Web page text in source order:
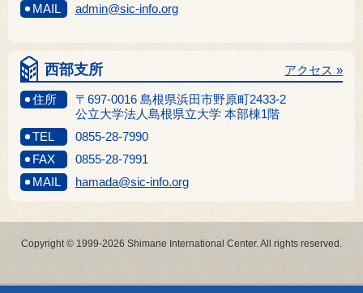
MAIL
admin@sic-info.org
西部支所
住所
〒697-0016 島根県浜田市野原町2433-2
公立大学法人島根県立大学 本部棟1階
アクセス »
TEL
0855-28-7990
FAX
0855-28-7991
MAIL
hamada@sic-info.org
Copyright © 1999-2026 Shimane International Center. All rights reserved.